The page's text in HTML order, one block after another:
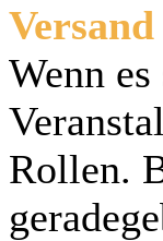
Wenn
Rollen.